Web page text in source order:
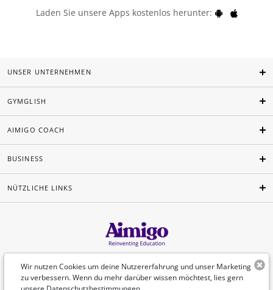
Laden Sie unsere Apps kostenlos herunter:
Wir nutzen Cookies um deine Nutzererfahrung und unser Marketing
zu verbessern. Wenn du mehr darüber wissen möchtest, lies gern
UNSER UNTERNEHMEN
GYMGLISH
AIMIGO COACH
BUSINESS
NÜTZLICHE LINKS
Deutsch